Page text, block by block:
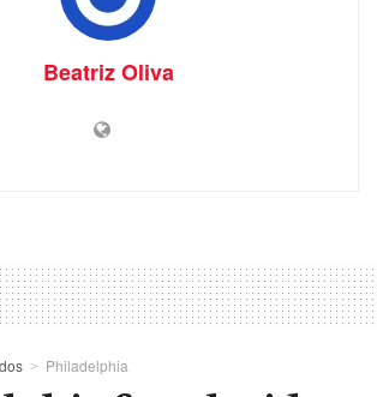
Beatriz Oliva
Philadelphia